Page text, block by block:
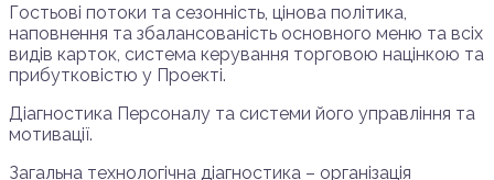
Гостьові потоки та сезонність, цінова політика,
наповнення та збалансованість основного меню та всіх
видів карток, система керування торговою націнкою та
прибутковістю у Проекті.
Діагностика Персоналу та системи його управління та
мотивації.
Загальна технологічна діагностика – організація